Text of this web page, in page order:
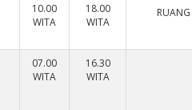
10.00
WITA
18.00
WITA
07.00
WITA
16.30
WITA